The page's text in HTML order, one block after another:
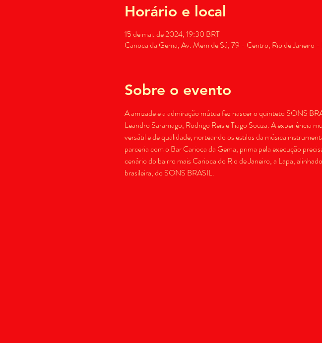
Horário e local
15 de mai. de 2024, 19:30 BRT
Carioca da Gema, Av. Mem de Sá, 79 - Centro, Rio de Janeiro
Sobre o evento
A amizade e a admiração mútua fez nascer o quinteto SONS
Leandro Saramago, Rodrigo Reis e Tiago Souza. A experiência
versátil e de qualidade, norteando os estilos da música
parceria com o Bar Carioca da Gema, prima pela execução
cenário do bairro mais Carioca do Rio de Janeiro, a Lapa,
brasileira, do SONS BRASIL.